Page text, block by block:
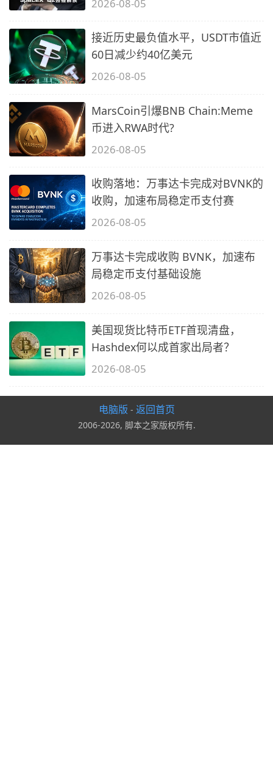
2026-08-05
接近历史最负值水平，USDT市值近
60日减少约40亿美元
2026-08-05
MarsCoin引爆BNB Chain:Meme
币进入RWA时代?
2026-08-05
收购落地：万事达卡完成对BVNK的
收购，加速布局稳定币支付赛
2026-08-05
万事达卡完成收购 BVNK，加速布
局稳定币支付基础设施
2026-08-05
美国现货比特币ETF首现清盘，
Hashdex何以成首家出局者？
2026-08-05
电脑版 - 返回首页
2006-2026, 脚本之家版权所有.